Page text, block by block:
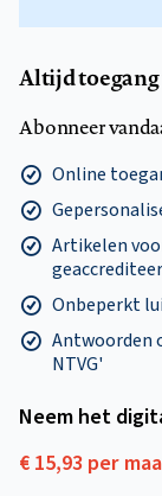
Altijd
Abonneer
Online
Artikelen
Onbeperkt
Antwoorden
NTVG'
Neem het
€ 15,93 per